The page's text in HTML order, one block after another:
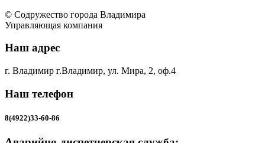
© Содружество города Владимира
Управляющая компания
Наш адрес
г. Владимир г.Владимир, ул. Мира, 2, оф.4
Наш телефон
8(4922)33-60-86